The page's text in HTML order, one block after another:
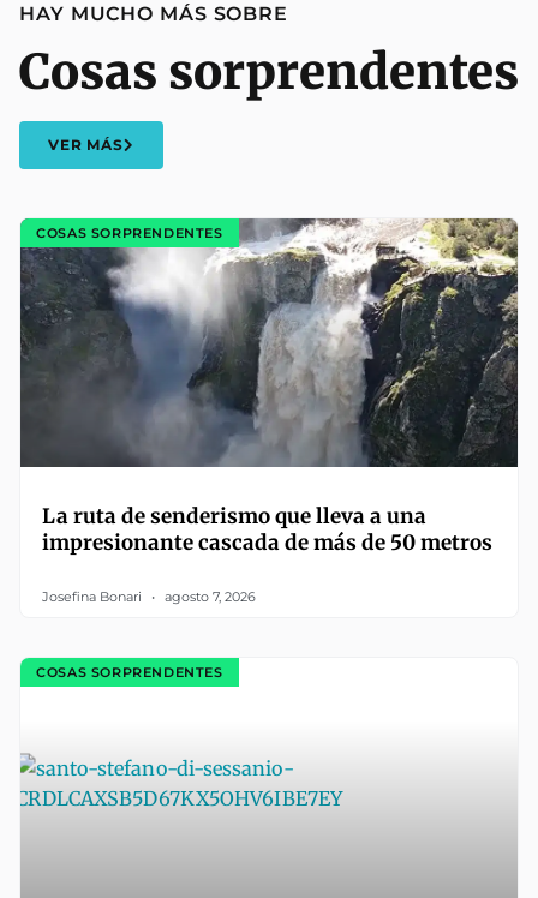
HAY MUCHO MÁS SOBRE
Cosas sorprendentes
VER MÁS
COSAS SORPRENDENTES
La ruta de senderismo que lleva a una
impresionante cascada de más de 50 metros
Josefina Bonari agosto 7, 2026
COSAS SORPRENDENTES